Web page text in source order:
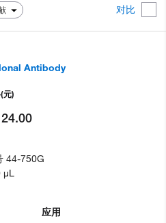
对比
Antibody
应用
(元)
44-750G
µL